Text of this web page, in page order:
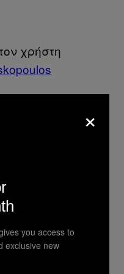
χρήστη
πάνω στο
κρύο. Και να
γλυκάνισο.
κεμπάπ στο
από το
και αηδίες.
×
you access to
exclusive new